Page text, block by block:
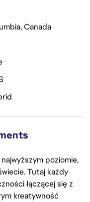
Canada
poziomie,
Tutaj każdy
łączącej się z
kreatywność